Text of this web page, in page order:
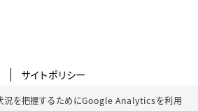
況を把握するためにGoogle Analyticsを利用
サイトポリシー
キーポリシー